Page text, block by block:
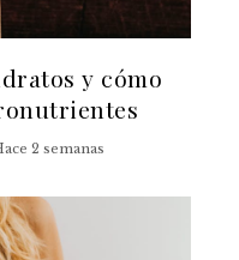
y cómo
2 semanas